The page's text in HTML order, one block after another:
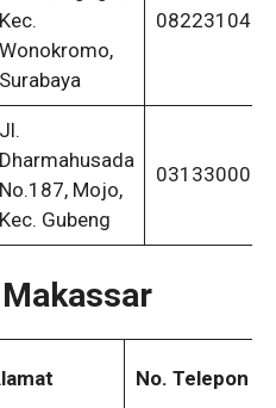
Kec.
Wonokromo,
Surabaya
Jl.
Dharmahusada
No.187, Mojo,
Kec. Gubeng
No. Telepon